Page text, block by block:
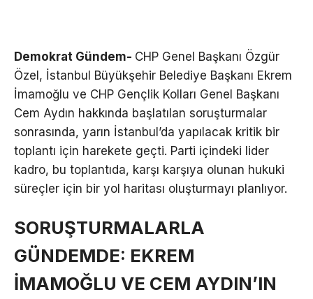
Demokrat Gündem- CHP Genel Başkanı Özgür
Özel, İstanbul Büyükşehir Belediye Başkanı Ekrem
İmamoğlu ve CHP Gençlik Kolları Genel Başkanı
Cem Aydın hakkında başlatılan soruşturmalar
sonrasında, yarın İstanbul’da yapılacak kritik bir
toplantı için harekete geçti. Parti içindeki lider
kadro, bu toplantıda, karşı karşıya olunan hukuki
süreçler için bir yol haritası oluşturmayı planlıyor.
SORUŞTURMALARLA
GÜNDEMDE: EKREM
İMAMOĞLU VE CEM AYDIN’IN